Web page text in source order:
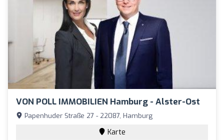
VON POLL IMMOBILIEN Hamburg - Alster-Ost
Papenhuder Straße 27 - 22087, Hamburg
Karte